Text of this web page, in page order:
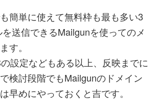
簡単に使えて無料枠も最も多い3
送信できるMailgunを使ってのメ
す。
設定などもある以上、反映までに
検討段階でもMailgunのドメイン
早めにやっておくと吉です。